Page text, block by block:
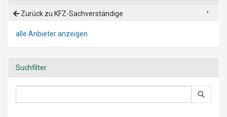
Zurück zu KFZ-Sachverständige
alle Anbieter anzeigen
Suchfilter